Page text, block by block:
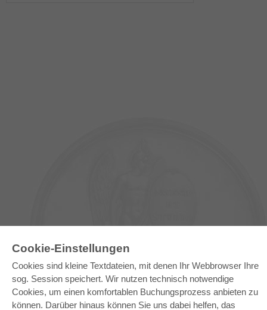
Cookie-Einstellungen
Cookies sind kleine Textdateien, mit denen Ihr Webbrowser Ihre
sog. Session speichert. Wir nutzen technisch notwendige
Cookies, um einen komfortablen Buchungsprozess anbieten zu
können. Darüber hinaus können Sie uns dabei helfen, das
Gesamtpaket
Fachbereichspakete
Pick & Choose
Bereitstellung von E-Books
Häufig gestellte Fragen (FAQ)